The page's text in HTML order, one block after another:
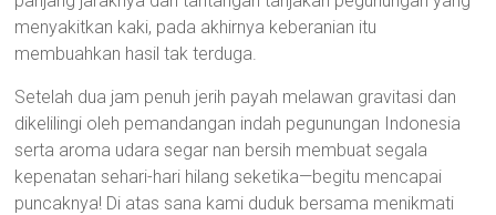
menyakitkan kaki, pada akhirnya keberanian itu
membuahkan hasil tak terduga.
Setelah dua jam penuh jerih payah melawan gravitasi dan
dikelilingi oleh pemandangan indah pegunungan Indonesia
serta aroma udara segar nan bersih membuat segala
kepenatan sehari-hari hilang seketika—begitu mencapai
puncaknya! Di atas sana kami duduk bersama menikmati